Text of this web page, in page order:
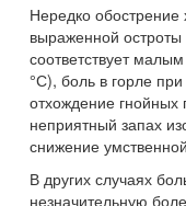
Нередко обострение
выраженной
соответствует
°С), боль в горле
отхождение гнойных
неприятный запах
снижение
В других случаях
незначительную